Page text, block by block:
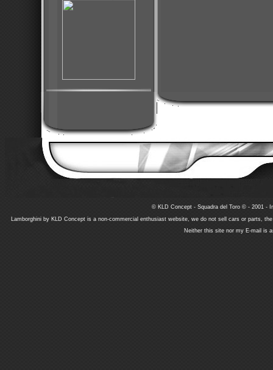
© KLD Concept - Squadra del Toro © - 2001 -
Lamborghini by KLD Concept is a non-commercial enthusiast website, we do not sell cars or parts,
Neither this site nor my E-mail is